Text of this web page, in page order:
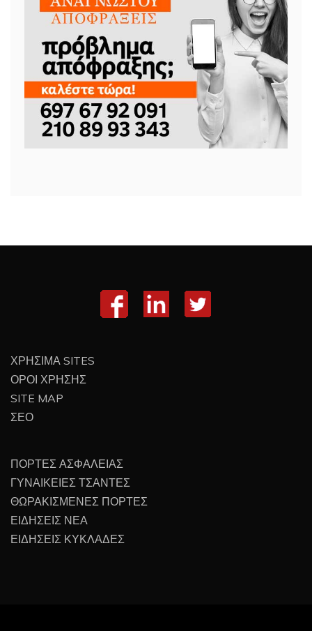
ΧΡΗΣΙΜΑ SITES
ΟΡΟΙ ΧΡΗΣΗΣ
SITE MAP
ΣΕΟ
ΠΟΡΤΕΣ ΑΣΦΑΛΕΙΑΣ
ΓΥΝΑΙΚΕΙΕΣ ΤΣΑΝΤΕΣ
ΘΩΡΑΚΙΣΜΕΝΕΣ ΠΟΡΤΕΣ
ΕΙΔΗΣΕΙΣ ΝΕΑ
ΕΙΔΗΣΕΙΣ ΚΥΚΛΑΔΕΣ